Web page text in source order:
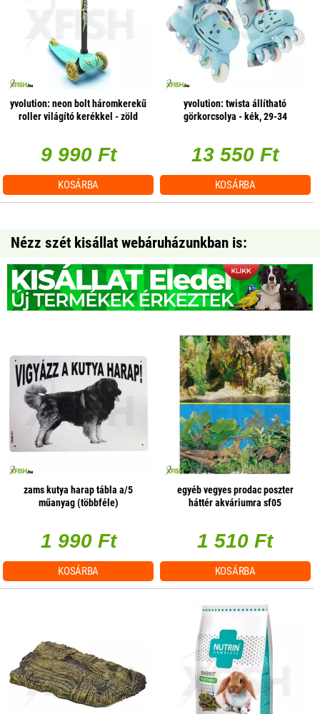
yvolution: neon bolt háromkerekű
roller világító kerékkel - zöld
9 990 Ft
KOSÁRBA
yvolution: twista állítható
görkorcsolya - kék, 29-34
13 550 Ft
KOSÁRBA
Nézz szét kisállat webáruházunkban is:
zams kutya harap tábla a/5
műanyag (többféle)
1 990 Ft
KOSÁRBA
egyéb vegyes prodac poszter
háttér akváriumra sf05
1 510 Ft
KOSÁRBA